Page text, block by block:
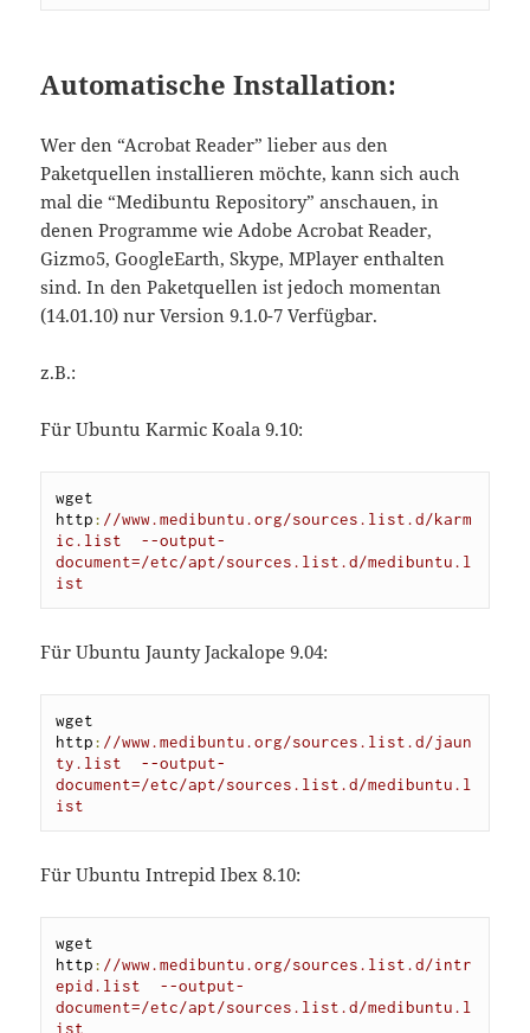
Automatische Installation:
Wer den “Acrobat Reader” lieber aus den
Paketquellen installieren möchte, kann sich auch
mal die “Medibuntu Repository” anschauen, in
denen Programme wie Adobe Acrobat Reader,
Gizmo5, GoogleEarth, Skype, MPlayer enthalten
sind. In den Paketquellen ist jedoch momentan
(14.01.10) nur Version 9.1.0-7 Verfügbar.
z.B.:
Für Ubuntu Karmic Koala 9.10:
wget
http: //www.medibuntu.org/sources.list.d/karm
ic.list  --output-
document=/etc/apt/sources.list.d/medibuntu.l
ist
Für Ubuntu Jaunty Jackalope 9.04:
wget
http: //www.medibuntu.org/sources.list.d/jaun
ty.list  --output-
document=/etc/apt/sources.list.d/medibuntu.l
ist
Für Ubuntu Intrepid Ibex 8.10:
wget
http: //www.medibuntu.org/sources.list.d/intr
epid.list  --output-
document=/etc/apt/sources.list.d/medibuntu.l
ist